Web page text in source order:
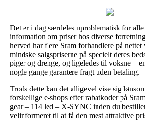
Det er i dag særdeles uproblematisk for alle
information om priser hos diverse
herved har flere Sram forhandlere på
mindske salgspriserne på specielt deres
piger og drenge, og ligeledes til voksne –
nogle gange garantere fragt uden betaling.
Trods dette kan det alligevel vise sig
forskellige e-shops efter rabatkoder på
gear – 114 led – X-SYNC inden du
velinformeret til at få den mest attraktive